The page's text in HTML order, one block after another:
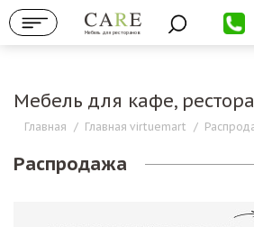
Мебель для ресторанов
Мебель для кафе,
Главная / Главная virtuemart /
Распродажа